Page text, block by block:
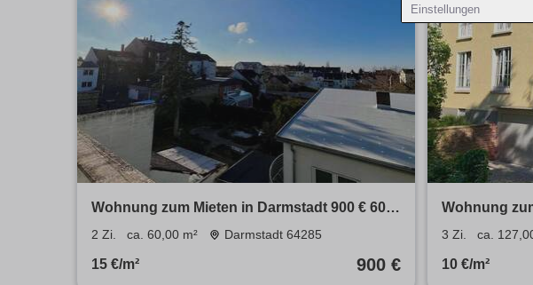
Einstellungen
Wohnung zum Mieten in Darmstadt 900 € 60
m²
2 Zi. ca. 60,00 m² Darmstadt 64285
15 €/m² 900 €
Wohnung
127 m²
3 Zi. ca.
10 €/m²